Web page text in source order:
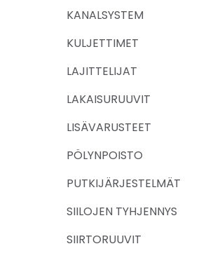
KANALSYSTEM
KULJETTIMET
LAJITTELIJAT
LAKAISURUUVIT
LISÄVARUSTEET
PÖLYNPOISTO
PUTKIJÄRJESTELMÄT
SIILOJEN TYHJENNYS
SIIRTORUUVIT